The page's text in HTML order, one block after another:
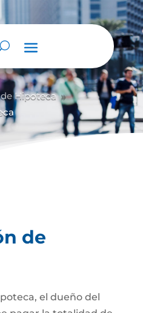
Hipoteca 9
de
el dueño del